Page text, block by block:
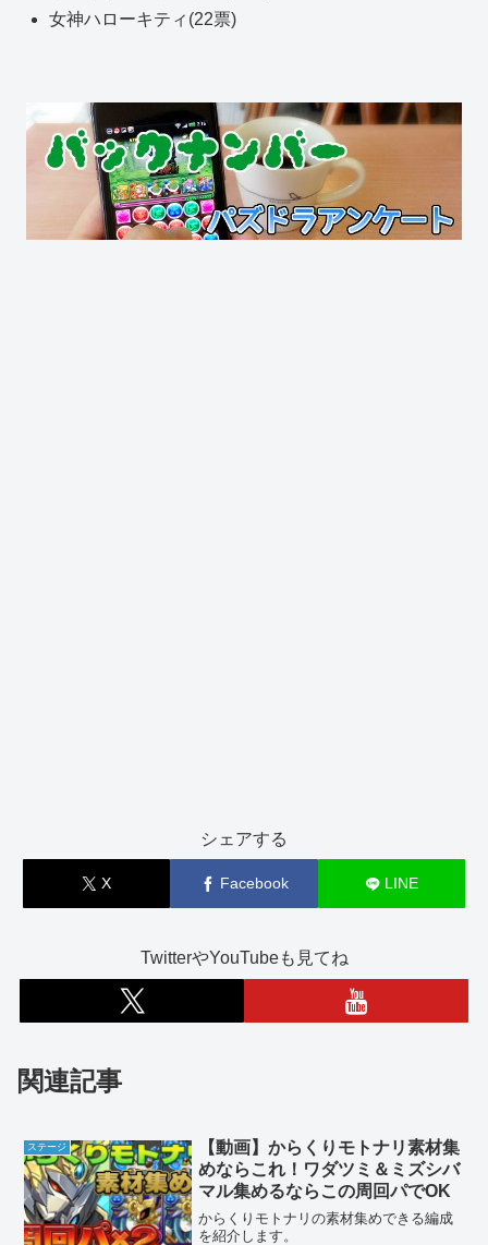
女神ハローキティ(22票)
シェアする
X Facebook LINE
TwitterやYouTubeも見てね
関連記事
ステージ
【動画】からくりモトナリ素材集
めならこれ！ワダツミ＆ミズシバ
マル集めるならこの周回パでOK
からくりモトナリの素材集めできる編成
を紹介します。